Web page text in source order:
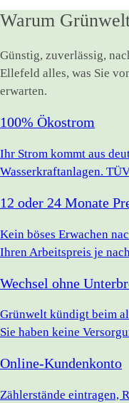
Warum
Günstig, zuverlässig,
Ellefeld alles, was Sie
erwarten.
100% Ökostrom
Ihr Strom kommt aus
Wasserkraftanlagen.
12 oder 24 Monate
Kein böses Erwachen
Ihren Arbeitspreis je
Wechsel ohne
Grünwelt kündigt beim
Sie haben keine
Online-Kundenkonto
Zählerstände eintragen,